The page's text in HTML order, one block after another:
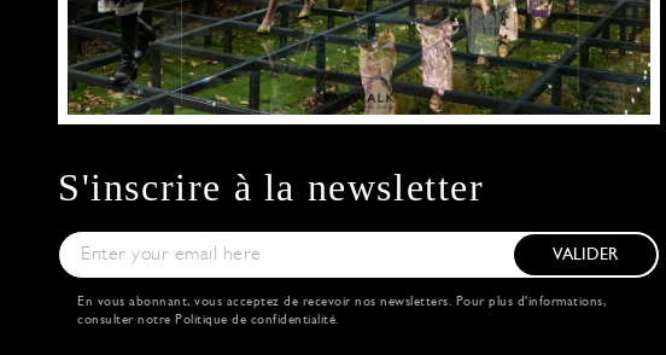
S'inscrire à la newsletter
VALIDER
En vous abonnant, vous acceptez de recevoir nos newsletters. Pour plus d'informations,
consulter notre Politique de confidentialité.